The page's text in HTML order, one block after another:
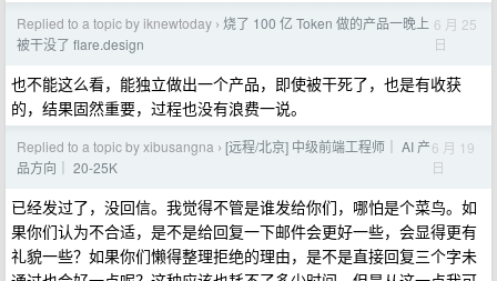
Replied to a topic by iknewtoday › 烧了 100 亿 Token 做的产品一晚上
被干没了 flare.design
6 月 25
日
也不能这么看，能独立做出一个产品，即使被干死了，也是有收获
的，结果固然重要，过程也没有浪费一说。
Replied to a topic by xibusangna › [远程/北京] 中级前端工程师｜ AI 产
品方向｜ 20-25K
6 月 19
日
已经发过了，没回信。我觉得不管是谁发给你们，哪怕是个菜鸟。如
果你们认为不合适，是不是给回复一下邮件会更好一些，会显得更有
礼貌一些？如果你们懒得整理拒绝的理由，是不是直接回复三个字未